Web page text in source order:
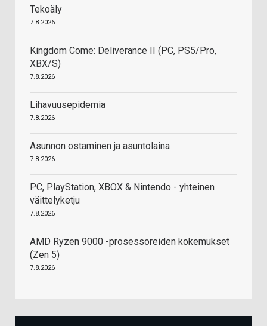
Tekoäly
7.8.2026
Kingdom Come: Deliverance II (PC, PS5/Pro,
XBX/S)
7.8.2026
Lihavuusepidemia
7.8.2026
Asunnon ostaminen ja asuntolaina
7.8.2026
PC, PlayStation, XBOX & Nintendo - yhteinen
väittelyketju
7.8.2026
AMD Ryzen 9000 -prosessoreiden kokemukset
(Zen 5)
7.8.2026